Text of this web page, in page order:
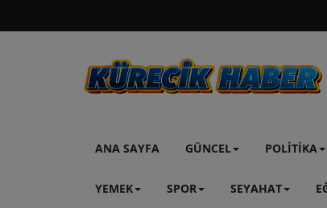
ANA SAYFA GÜNCEL POLİTİKA
YEMEK SPOR SEYAHAT